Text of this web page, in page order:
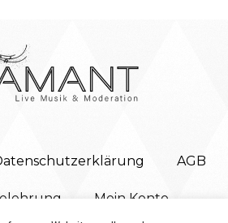
AGB
Mein Konto